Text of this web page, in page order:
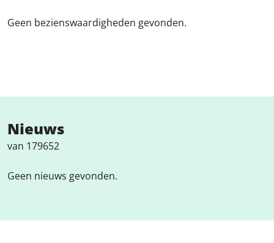
Geen bezienswaardigheden gevonden.
Nieuws
van 179652
Geen nieuws gevonden.